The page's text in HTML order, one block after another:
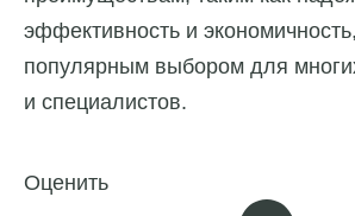
эффективность и
популярным выбором для
и специалистов.
Оценить